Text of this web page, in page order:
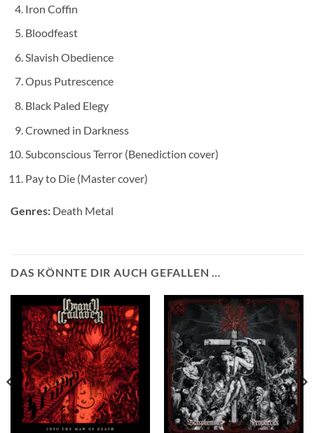
Iron Coffin
Bloodfeast
Slavish Obedience
Opus Putrescence
Black Paled Elegy
Crowned in Darkness
Subconscious Terror (Benediction cover)
Pay to Die (Master cover)
Genres: Death Metal
DAS KÖNNTE DIR AUCH GEFALLEN …